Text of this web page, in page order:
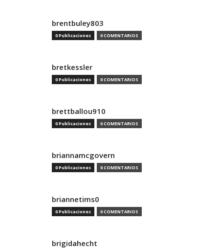
brentbuley803
0 Publicaciones 0 COMENTARIOS
bretkessler
0 Publicaciones 0 COMENTARIOS
brettballou910
0 Publicaciones 0 COMENTARIOS
briannamcgovern
0 Publicaciones 0 COMENTARIOS
briannetims0
0 Publicaciones 0 COMENTARIOS
brigidahecht